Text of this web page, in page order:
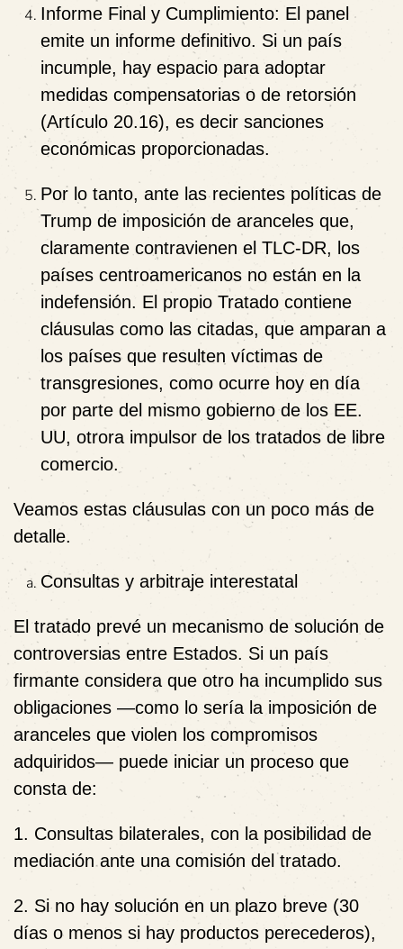
Informe Final y Cumplimiento: El panel
emite un informe definitivo. Si un país
incumple, hay espacio para adoptar
medidas compensatorias o de retorsión
(Artículo 20.16), es decir sanciones
económicas proporcionadas.
Por lo tanto, ante las recientes políticas de
Trump de imposición de aranceles que,
claramente contravienen el TLC-DR, los
países centroamericanos no están en la
indefensión. El propio Tratado contiene
cláusulas como las citadas, que amparan a
los países que resulten víctimas de
transgresiones, como ocurre hoy en día
por parte del mismo gobierno de los EE.
UU, otrora impulsor de los tratados de libre
comercio.
Veamos estas cláusulas con un poco más de
detalle.
Consultas y arbitraje interestatal
El tratado prevé un mecanismo de solución de
controversias entre Estados. Si un país
firmante considera que otro ha incumplido sus
obligaciones —como lo sería la imposición de
aranceles que violen los compromisos
adquiridos— puede iniciar un proceso que
consta de:
1. Consultas bilaterales, con la posibilidad de
mediación ante una comisión del tratado.
2. Si no hay solución en un plazo breve (30
días o menos si hay productos perecederos),